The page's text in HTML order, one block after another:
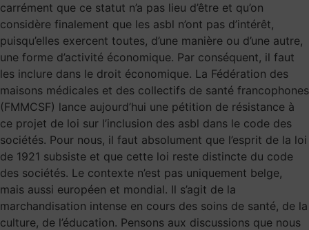
carrément que ce statut n’a pas lieu d’être et qu’on
considère finalement que les asbl n’ont pas d’intérêt,
puisqu’elles exercent toutes, d’une manière ou d’une autre,
une forme d’activité économique. Par conséquent, il faut
les inclure dans le droit économique. La Fédération des
maisons médicales et des collectifs de santé francophones
(FMMCSF) lance aujourd’hui une pétition de résistance à
ce projet de loi sur l’inclusion des asbl dans le code des
sociétés. Pour nous, il faut absolument que l’esprit de la loi
de 1921 subsiste et que cette loi reste distincte du code
des sociétés. Le contexte n’est pas uniquement belge,
mais aussi européen et mondial. Il s’agit de la
marchandisation intense en cours des soins de santé, de la
culture, de l’éducation. Pensons aux discussions que nous